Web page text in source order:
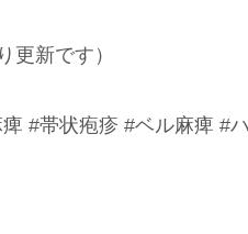
更新です）
#帯状疱疹 #ベル麻痺 #